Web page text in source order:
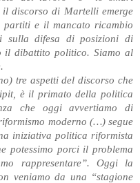
discorso di Martelli emerge
e il mancato ricambio
sulla difesa di posizioni di
il dibattito politico. Siamo al
tre aspetti del discorso che
è il primato della politica
che oggi avvertiamo di
moderno (…) segue
iniziativa politica riformista
potessimo porci il problema
rappresentare”. Oggi la
veniamo da una “stagione